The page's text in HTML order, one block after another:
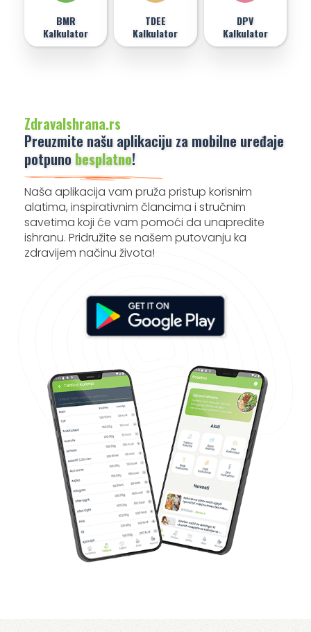
BMR
Kalkulator
TDEE
Kalkulator
DPV
Kalkulator
ZdravaIshrana.rs
Preuzmite našu aplikaciju za mobilne uređaje
potpuno besplatno!
Naša aplikacija vam pruža pristup korisnim
alatima, inspirativnim člancima i stručnim
savetima koji će vam pomoći da unapredite
ishranu. Pridružite se našem putovanju ka
zdravijem načinu života!